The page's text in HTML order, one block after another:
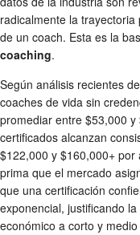
radicalmente la
de un coach. Esta es la
coaching.
Según análisis recientes
coaches de vida sin
promediar entre $53,000
certificados alcanzan
$122,000 y $160,000+
prima que el mercado
que una certificación
exponencial, justificando
económico a corto y